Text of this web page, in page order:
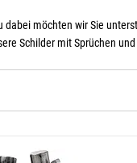
möchten wir Sie
Schilder mit Sprüchen